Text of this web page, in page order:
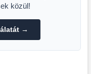
közül!
→